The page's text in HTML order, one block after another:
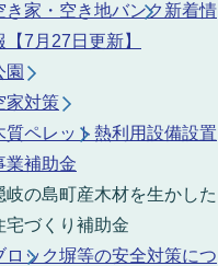
き家・空き地バンク新着情
【7月27日更新】
園
家対策
質ペレット熱利用設備設置
業補助金
岐の島町産木材を生かした
宅づくり補助金
ロック塀等の安全対策につ